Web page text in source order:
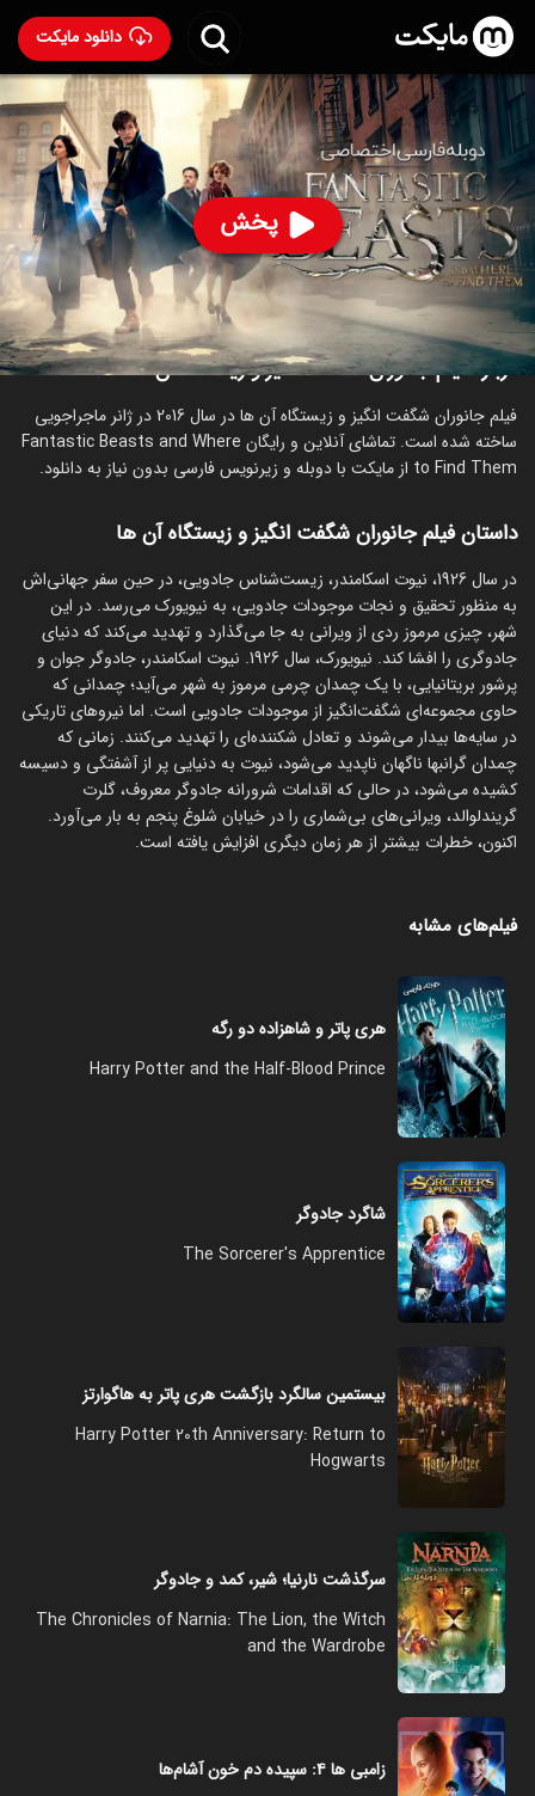
دانلود مایکت
پخش
فیلم جانوران شگفت انگیز و زیستگاه آن ها با دوبله فارسی-
Fantastic Beasts and Where to Find Them 2016
۴۵۳ 92% ۷.۲
ساخت بریتانیا سال 2016
رده سنی ۱۳+
ماجراجویی
خانوادگی
درباره فیلم جانوران شگفت انگیز و زیستگاه آن ها
فیلم جانوران شگفت انگیز و زیستگاه آن ها در سال 2016 در ژانر ماجراجویی
ساخته شده است. تماشای آنلاین و رایگان Fantastic Beasts and Where
to Find Them از مایکت با دوبله و زیرنویس فارسی بدون نیاز به دانلود.
داستان فیلم جانوران شگفت انگیز و زیستگاه آن ها
در سال 1926، نیوت اسکامندر، زیست‌شناس جادویی، در حین سفر جهانی‌اش
به منظور تحقیق و نجات موجودات جادویی، به نیویورک می‌رسد. در این
شهر، چیزی مرموز ردی از ویرانی به جا می‌گذارد و تهدید می‌کند که دنیای
جادوگری را افشا کند. نیویورک، سال 1926. نیوت اسکامندر، جادوگر جوان و
پرشور بریتانیایی، با یک چمدان چرمی مرموز به شهر می‌آید؛ چمدانی که
حاوی مجموعه‌ای شگفت‌انگیز از موجودات جادویی است. اما نیروهای تاریکی
در سایه‌ها بیدار می‌شوند و تعادل شکننده‌ای را تهدید می‌کنند. زمانی که
چمدان گرانبها ناگهان ناپدید می‌شود، نیوت به دنیایی پر از آشفتگی و دسیسه
کشیده می‌شود، در حالی که اقدامات شرورانه جادوگر معروف، گلرت
گریندلوالد، ویرانی‌های بی‌شماری را در خیابان شلوغ پنجم به بار می‌آورد.
اکنون، خطرات بیشتر از هر زمان دیگری افزایش یافته است.
فیلم‌های مشابه
هری پاتر و شاهزاده دو رگه
Harry Potter and the Half-Blood Prince
شاگرد جادوگر
The Sorcerer's Apprentice
بیستمین سالگرد بازگشت هری پاتر به هاگوارتز
Harry Potter 20th Anniversary: Return to
Hogwarts
سرگذشت نارنیا؛ شیر، کمد و جادوگر
The Chronicles of Narnia: The Lion, the Witch
and the Wardrobe
زامبی‌ ها ۴: سپیده‌ دم خون‌ آشام‌ها